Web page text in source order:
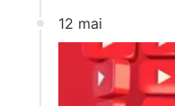
12 mai